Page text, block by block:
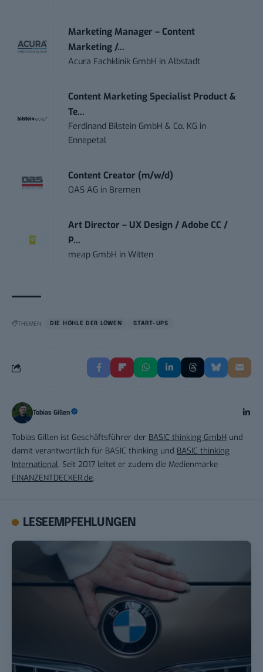
Marketing Manager – Content
Marketing /...
Acura Fachklinik GmbH inAlbstadt
Content Marketing Specialist Product &
Te...
Ferdinand Bilstein GmbH & Co. KG in
Ennepetal
Content Creator (m/w/d)
OAS AG in Bremen
Art Director – UX Design / Adobe CC /
P...
meap GmbH inWitten
THEMEN: DIE HÖHLE DER LÖWEN START-UPS
Tobias Gillen
Tobias Gillen ist Geschäftsführer der BASIC thinking GmbH und
damit verantwortlich für BASIC thinking und BASIC thinking
International. Seit 2017 leitet er zudem die Medienmarke
FINANZENTDECKER.de.
LESEEMPFEHLUNGEN